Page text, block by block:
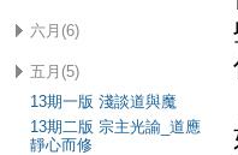
六月(6)
五月(5)
13期一版 淺談道與魔
13期二版 宗主光諭_道應
靜心而修